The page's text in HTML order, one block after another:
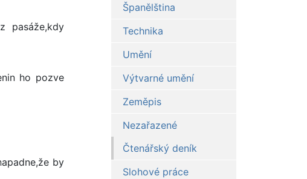
pasáže,kdy
ho pozve
by
Španělština
Technika
Umění
Výtvarné umění
Zeměpis
Nezařazené
Čtenářský deník
Slohové práce